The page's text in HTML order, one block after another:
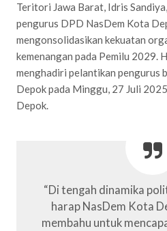
Teritori Jawa Barat, Idris
pengurus DPD NasDem Kota
mengonsolidasikan kekuatan
kemenangan pada Pemilu 2029.
menghadiri pelantikan pengurus
Depok pada Minggu, 27 Juli
Depok.
“Di tengah dinamika
harap NasDem Kota
membahu untuk